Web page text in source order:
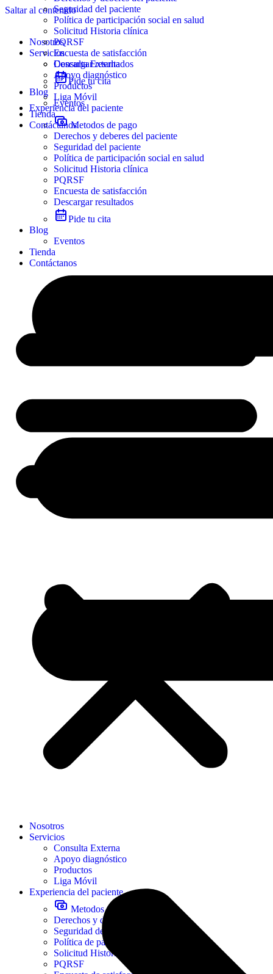
Saltar al contenidoSeguridad del paciente
Política de participación social en salud
Solicitud Historia clínica
PQRSF
Encuesta de satisfacción
Descargar resultados
Pide tu cita
Blog
Eventos
Tienda
Contáctanos
Nosotros
Servicios
Consulta Externa
Apoyo diagnóstico
Productos
Liga Móvil
Experiencia del paciente
Metodos de pago
Derechos y deberes del paciente
Seguridad del paciente
Política de participación social en salud
Solicitud Historia clínica
PQRSF
Encuesta de satisfacción
Descargar resultados
Pide tu cita
Blog
Eventos
Tienda
Contáctanos
Nosotros
Servicios
Consulta Externa
Apoyo diagnóstico
Productos
Liga Móvil
Experiencia del paciente
Metodos de pago
Derechos y deberes del paciente
Seguridad del paciente
Política de participación social en salud
Solicitud Historia clínica
PQRSF